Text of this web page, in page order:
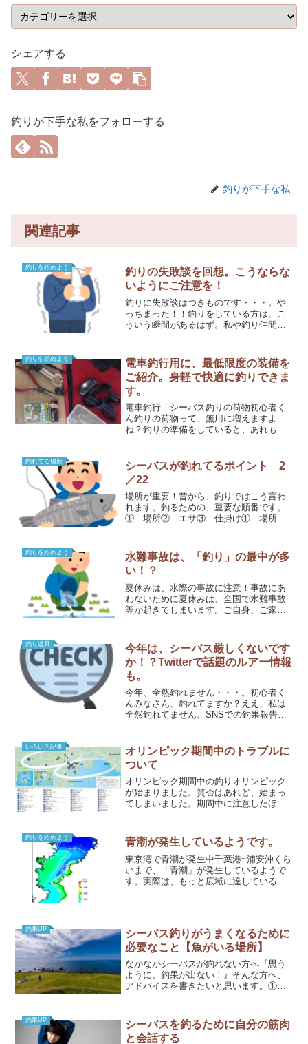
シェアする
釣りが下手な私をフォローする
釣りが下手な私
関連記事
釣りを始めよう
釣りの失敗談を回想。こうならな
いようにご注意を！
釣りに失敗談はつきものです・・・。や
っちまった！！釣りをしている方は、こ
ういう瞬間があるはず。私や釣り仲間が
用くださいませ。実際と異なるところが
ございますので、フィクシ...
釣りを始めよう
電車釣行用に、最低限度の装備を
ご紹介。身軽で快適に釣りできま
す。
電車釣行 シーバス釣りの荷物初心者く
ん釣りの荷物って、無用に増えますよ
ね？釣りの準備をしていると、あれもこ
で減らした、おすすめ荷物を紹介しま
す。釣りに行く際の、持ち物リ...
釣れてる場所
シーバスが釣れてるポイント 2
／22
場所が重要！昔から、釣りではこう言わ
れます。釣るための、重要な順番です。
① 場所② エサ③ 仕掛け① 場所魚
ことが重要です。② エサ魚がいるとこ
ろを見つけたら、エサが重...
釣りを始めよう
水難事故は、「釣り」の最中が多
い！？
夏休みは、水際の事故に注意！事故にあ
わないために夏休みは、全国で水難事故
等が起きてしまいます。ご自身、ご家族
す。ぜひ、政府広報オンラインの記事
を、一読してみてください。...
釣り道具
今年は、シーバス厳しくないです
か！？Twitterで話題のルアー情報
も。
今年、全然釣れません・・・。初心者く
んみなさん、釣れてますか？ええ、私は
全然釣れてません。SNSでの釣果報告
ディスタンスをとりがちなのでしょうか
wwとにかく、場所が合っ...
いろいろ記事
オリンピック期間中のトラブルに
ついて
オリンピック期間中の釣りオリンピック
が始まりました。賛否はあれど、始まっ
てしまいました。期間中に注意したほう
グレーゾーンに立ち入らない都内で多く
の場所が、競技会場とな...
釣りを始めよう 青潮が発生しているようです。
東京湾で青潮が発生中千葉港~浦安沖くら
いまで、「青潮」が発生しているようで
す。実際は、もっと広域に達しているか
釣果UP
シーバス釣りがうまくなるために
必要なこと【魚がいる場所】
なかなかシーバスが釣れない方へ『思う
ように、釣果が出ない！』そんな方へ、
アドバイスを書きたいと思います。①
って感じた方が多いのでは？でも、意外
とできていないことがあり...
釣果UP
シーバスを釣るために自分の筋肉
と会話する